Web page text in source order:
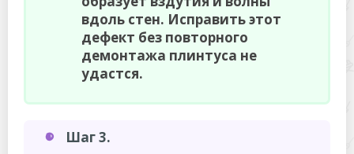
вдоль стен. Исправить этот
дефект без повторного
демонтажа плинтуса не
удастся.
Шаг 3.